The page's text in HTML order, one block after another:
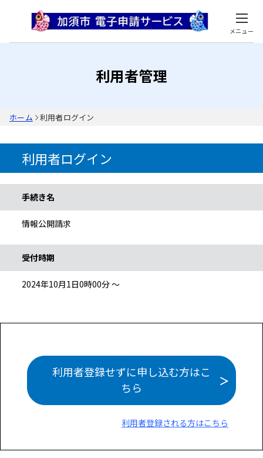
メニュー
利用者管理
ホーム 利用者ログイン
利用者ログイン
手続き名
情報公開請求
受付時期
2024年10月1日0時00分 ～
利用者登録せずに申し込む方はこ
ちら
利用者登録される方はこちら